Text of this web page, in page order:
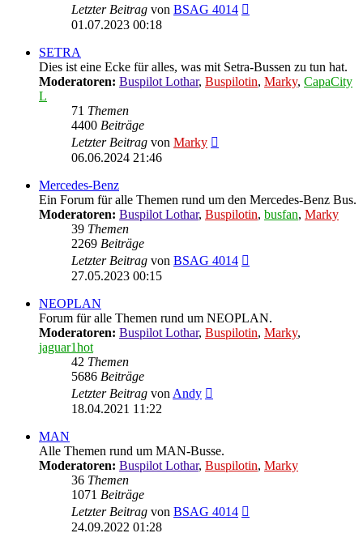
Letzter Beitrag von BSAG 4014
01.07.2023 00:18
SETRA
Dies ist eine Ecke für alles, was mit Setra-Bussen zu tun hat.
Moderatoren: Buspilot Lothar, Buspilotin, Marky, CapaCity
L
71 Themen
4400 Beiträge
Letzter Beitrag von Marky
06.06.2024 21:46
Mercedes-Benz
Ein Forum für alle Themen rund um den Mercedes-Benz Bus.
Moderatoren: Buspilot Lothar, Buspilotin, busfan, Marky
39 Themen
2269 Beiträge
Letzter Beitrag von BSAG 4014
27.05.2023 00:15
NEOPLAN
Forum für alle Themen rund um NEOPLAN.
Moderatoren: Buspilot Lothar, Buspilotin, Marky,
jaguar1hot
42 Themen
5686 Beiträge
Letzter Beitrag von Andy
18.04.2021 11:22
MAN
Alle Themen rund um MAN-Busse.
Moderatoren: Buspilot Lothar, Buspilotin, Marky
36 Themen
1071 Beiträge
Letzter Beitrag von BSAG 4014
24.09.2022 01:28